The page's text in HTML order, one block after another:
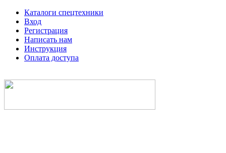
Каталоги спецтехники
Вход
Регистрация
Написать нам
Инструкция
Оплата доступа